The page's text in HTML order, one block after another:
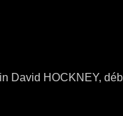
David HOCKNEY,